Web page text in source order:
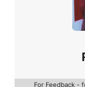
For Feedback -